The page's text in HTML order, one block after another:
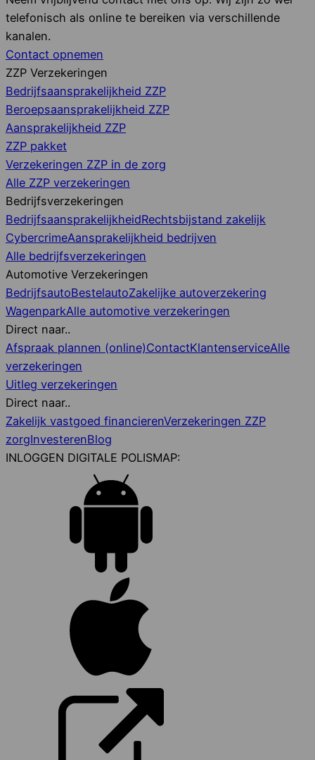
telefonisch als online te bereiken via verschillende
kanalen.
Contact opnemen
ZZP Verzekeringen
Bedrijfsaansprakelijkheid ZZP
Beroepsaansprakelijkheid ZZP
Aansprakelijkheid ZZP
ZZP pakket
Verzekeringen ZZP in de zorg
Alle ZZP verzekeringen
Bedrijfsverzekeringen
BedrijfsaansprakelijkheidRechtsbijstand zakelijk
CybercrimeAansprakelijkheid bedrijven
Alle bedrijfsverzekeringen
Automotive Verzekeringen
BedrijfsautoBestelautoZakelijke autoverzekering
WagenparkAlle automotive verzekeringen
Direct naar..
Afspraak plannen (online)ContactKlantenserviceAlle
verzekeringen
Uitleg verzekeringen
Direct naar..
Zakelijk vastgoed financierenVerzekeringen ZZP
zorgInvesterenBlog
INLOGGEN DIGITALE POLISMAP: